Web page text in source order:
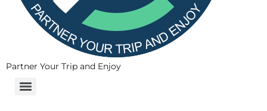
Partner Your Trip and Enjoy